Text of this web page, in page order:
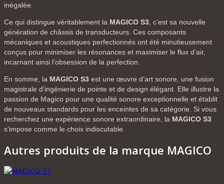
inégalée.
Ce qui distingue véritablement la MAGICO S3 , c’est sa nouvelle
génération de châssis de transducteurs. Ces composants
mécaniques et acoustiques perfectionnés ont été minutieusement
conçus pour minimiser les résonances et maximiser le flux d’air,
incarnant ainsi l’obsession de la perfection.
En somme, la MAGICO S3 est une œuvre d’art sonore, une fusion
magistrale d’ingénierie de pointe et de design élégant. Elle illustre la
passion de Magico pour une qualité sonore exceptionnelle et établit
de nouveaux standards pour les enceintes de sa catégorie. Si vous
recherchez une expérience sonore extraordinaire, la MAGICO S3
s’impose comme le choix indiscutable.
Autres produits de la marque MAGICO